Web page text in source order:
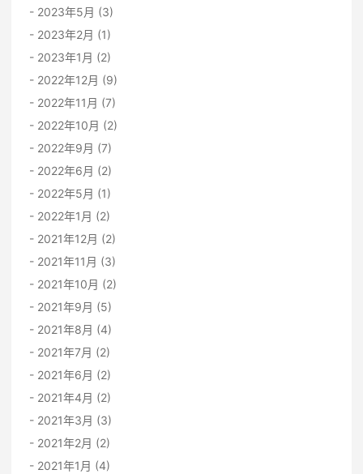
2023年5月 (3)
2023年2月 (1)
2023年1月 (2)
2022年12月 (9)
2022年11月 (7)
2022年10月 (2)
2022年9月 (7)
2022年6月 (2)
2022年5月 (1)
2022年1月 (2)
2021年12月 (2)
2021年11月 (3)
2021年10月 (2)
2021年9月 (5)
2021年8月 (4)
2021年7月 (2)
2021年6月 (2)
2021年4月 (2)
2021年3月 (3)
2021年2月 (2)
2021年1月 (4)